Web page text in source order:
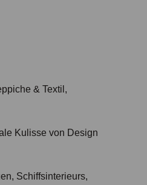
& Textil,
Kulisse von Design
Schiffsinterieurs,